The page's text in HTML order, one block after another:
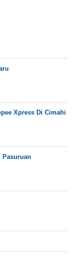
Xpress Di Cimahi
Pasuruan